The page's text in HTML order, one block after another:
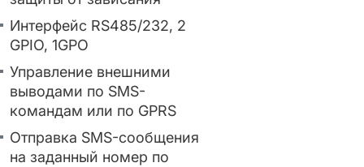
Интерфейс RS485/232, 2
GPIO, 1GPO
Управление внешними
выводами по SMS-
командам или по GPRS
Отправка SMS-сообщения
на заданный номер по